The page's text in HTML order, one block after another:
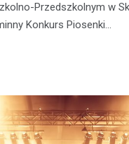
Przedszkolnym w
Konkurs Piosenki…